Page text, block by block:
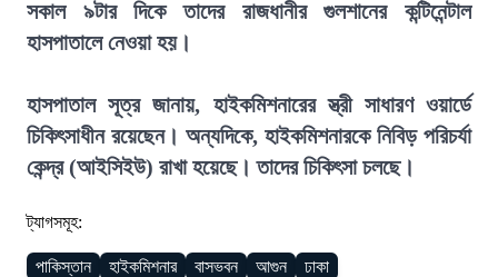
সকাল ৯টার দিকে তাদের রাজধানীর গুলশানের কন্টিনেন্টাল
হাসপাতালে নেওয়া হয়।
হাসপাতাল সূত্র জানায়, হাইকমিশনারের স্ত্রী সাধারণ ওয়ার্ডে
চিকিৎসাধীন রয়েছেন। অন্যদিকে, হাইকমিশনারকে নিবিড় পরিচর্যা
কেন্দ্র (আইসিইউ) রাখা হয়েছে। তাদের চিকিৎসা চলছে।
ট্যাগসমূহ:
পাকিস্তান হাইকমিশনার বাসভবন আগুন ঢাকা